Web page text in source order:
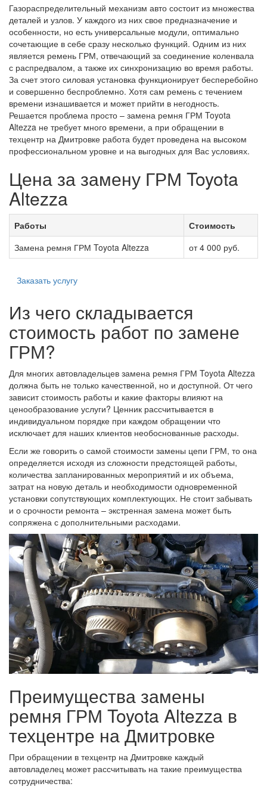
Газораспределительный механизм авто состоит из множества
деталей и узлов. У каждого из них свое предназначение и
особенности, но есть универсальные модули, оптимально
сочетающие в себе сразу несколько функций. Одним из них
является ремень ГРМ, отвечающий за соединение коленвала
с распредвалом, а также их синхронизацию во время работы.
За счет этого силовая установка функционирует бесперебойно
и совершенно беспроблемно. Хотя сам ремень с течением
времени изнашивается и может прийти в негодность.
Решается проблема просто – замена ремня ГРМ Toyota
Altezza не требует много времени, а при обращении в
техцентр на Дмитровке работа будет проведена на высоком
профессиональном уровне и на выгодных для Вас условиях.
Цена за замену ГРМ Toyota
Altezza
Работы
Стоимость
Замена ремня ГРМ Toyota Altezza
от 4 000 руб.
Заказать услугу
Из чего складывается
стоимость работ по замене
ГРМ?
Для многих автовладельцев замена ремня ГРМ Toyota Altezza
должна быть не только качественной, но и доступной. От чего
зависит стоимость работы и какие факторы влияют на
ценообразование услуги? Ценник рассчитывается в
индивидуальном порядке при каждом обращении что
исключает для наших клиентов необоснованные расходы.
Если же говорить о самой стоимости замены цепи ГРМ, то она
определяется исходя из сложности предстоящей работы,
количества запланированных мероприятий и их объема,
затрат на новую деталь и необходимости одновременной
установки сопутствующих комплектующих. Не стоит забывать
и о срочности ремонта – экстренная замена может быть
сопряжена с дополнительными расходами.
Преимущества замены
ремня ГРМ Toyota Altezza в
техцентре на Дмитровке
При обращении в техцентр на Дмитровке каждый
автовладелец может рассчитывать на такие преимущества
сотрудничества: